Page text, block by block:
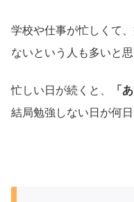
学校や仕事が忙しくて
ないという人も多いと思
忙しい日が続くと、 「
結局勉強しない日が何